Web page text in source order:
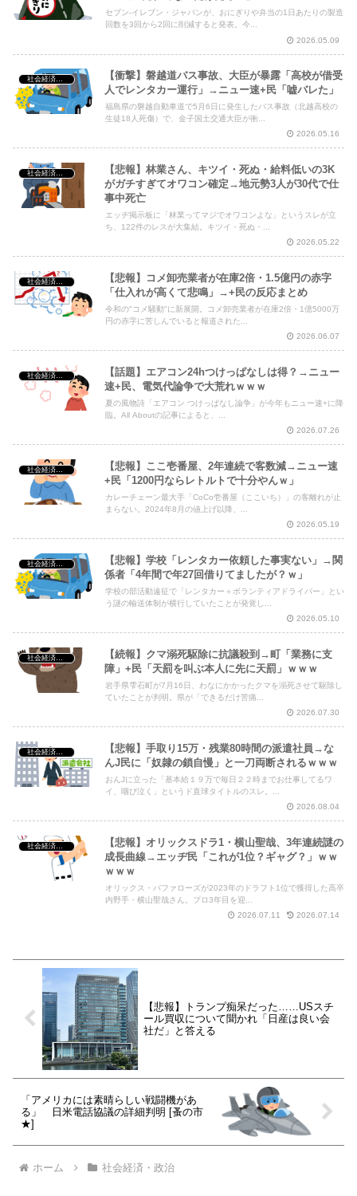
セブン-イレブン・ジャパンが、おにぎりや弁当の1日あたりの製造
回数を3回から2回に削減すると発表。今...
2026.05.09
社会経済・政治
【衝撃】磐越道バス事故、大臣が暴露「高校が借受
人でレンタカー運行」→ニュー速+民「嘘バレた」
福島県の磐越自動車道で5月6日に発生したバス事故（北越高校の
生徒18人死傷）で、金子国土交通大臣が衝...
2026.05.16
社会経済・政治
【悲報】林業さん、キツイ・死ぬ・給料低いの3K
がガチすぎてオワコン確定→地元勢3人が30代で仕
事中死亡
エッヂ掲示板に「林業ってマジでオワコンよな」というスレが立
ち、122件のレスが大集結。キツイ・死ぬ・...
2026.05.22
社会経済・政治
【悲報】コメ卸売業者が在庫2倍・1.5億円の赤字
「仕入れが高くて悲鳴」→+民の反応まとめ
令和の"コメ騒動"に新展開。コメ卸売業者が在庫2倍・1億5000万
円の赤字に苦しんでいると報道された...
2026.06.07
社会経済・政治
【話題】エアコン24hつけっぱなしは得？→ニュー
速+民、電気代論争で大荒れｗｗｗ
夏の風物詩「エアコン つけっぱなし論争」が今年もニュー速+に降
臨。All Aboutの記事によると、...
2026.07.26
社会経済・政治
【悲報】ここ壱番屋、2年連続で客数減→ニュー速
+民「1200円ならレトルトで十分やんｗ」
カレーチェーン最大手「CoCo壱番屋（ここいち）」の客離れが止
まらない。2024年8月の値上げ以降、...
2026.05.19
【悲報】学校「レンタカー依頼した事実ない」→関
係者「4年間で年27回借りてましたが？ｗ」
学校の部活動遠征で「レンタカー＋ボランティアドライバー」とい
う謎の輸送体制が横行していたことが発覚し...
2026.05.10
【続報】クマ溺死駆除に抗議殺到→町「業務に支
障」+民「天罰を叫ぶ本人に先に天罰」ｗｗｗ
岩手県雫石町が7月16日、わなにかかったクマを溺死させて駆除し
ていたことが判明。県が「できるだけ苦痛...
2026.07.30
【悲報】手取り15万・残業80時間の派遣社員→な
んJ民に「奴隷の鎖自慢」と一刀両断されるｗｗｗ
おんJに立った「基本給１９万で毎日２２時までお仕事してるワ
イ、咽び泣く」というド直球タイトルのスレ。...
2026.08.04
【悲報】オリックスドラ1・横山聖哉、3年連続謎の
成長曲線→エッヂ民「これが1位？ギャグ？」ｗｗ
ｗｗｗ
オリックス・バファローズが2023年のドラフト1位で獲得した高卒
内野手・横山聖哉さん。プロ3年目を迎...
2026.07.11
2026.07.14
【悲報】トランプ痴呆だった……USスチ
ール買収について聞かれ「日産は良い会
社だ」と答える
「アメリカには素晴らしい戦闘機があ
る」 日米電話協議の詳細判明 [蚤の市
★]
ホーム 社会経済・政治